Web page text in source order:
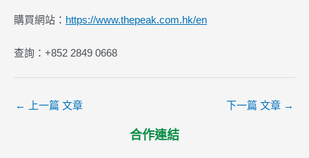
購買網站： https://www.thepeak.com.hk/en
查詢：+852 2849 0668
← 上一篇 文章 下一篇 文章 →
合作連結